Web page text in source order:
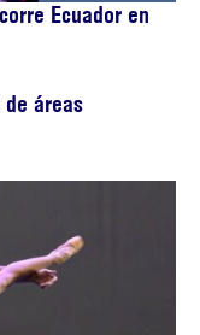
Ecuador en
áreas